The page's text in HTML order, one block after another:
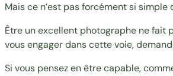
Mais ce n’est pas forcément si simple
Être un excellent photographe ne fait
vous engager dans cette voie,
Si vous pensez en être capable,